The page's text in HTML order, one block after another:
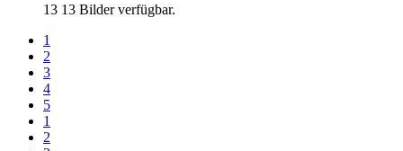
13 13 Bilder verfügbar.
1
2
3
4
5
1
2